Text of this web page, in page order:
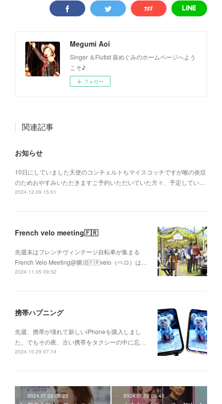
Megumi Aoi
Singer ＆Flutist 葵めぐみのホームページへよう
こそ♪
フォロー
関連記事
お知らせ
10日にしていました天使のコンチェルトちマイスコッチですが喉の炎症
のためおやすみいただきますご予約いただいていた方々、予定してい…
2024.12.09 15:01
French velo meeting🇫🇷
先週末はフレンチヴィンテージ自転車が集まる
French Velo Meeting@勝沼🇫🇷velo（ベロ）は…
2024.11.05 09:52
携帯ハプニング
先週、携帯が壊れて新しいiPhoneを購入しまし
た。でもその夜、古い携帯をタクシーの中に忘…
2024.10.29 07:14
2024.07.02 08:22 2024.07.02 06:45